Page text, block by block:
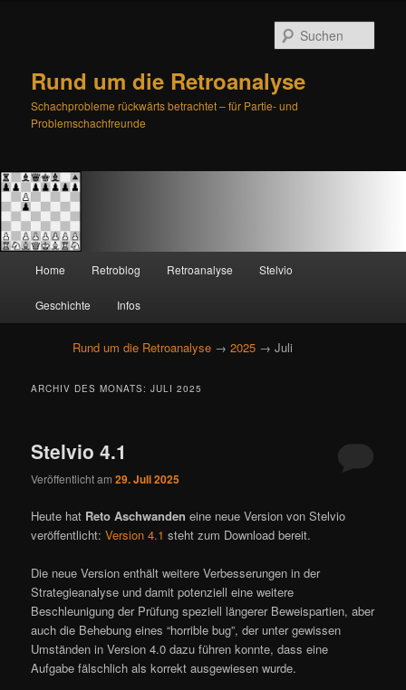
Rund um die Retroanalyse
Schachprobleme rückwärts betrachtet – für Partie- und
Problemschachfreunde
Zum
primären
Inhalt
springen
Zum
sekundären
Inhalt
springen
Home Retroblog Retroanalyse Stelvio
Geschichte Infos
Rund um die Retroanalyse → 2025 → Juli
ARCHIV DES MONATS:JULI 2025
Stelvio 4.1
Veröffentlicht am29. Juli 2025
Heute hat Reto Aschwanden eine neue Version von Stelvio
veröffentlicht:Version 4.1 steht zum Download bereit.
Die neue Version enthält weitere Verbesserungen in der
Strategieanalyse und damit potenziell eine weitere
Beschleunigung der Prüfung speziell längerer Beweispartien, aber
auch die Behebung eines “horrible bug”, der unter gewissen
Umständen in Version 4.0 dazu führen konnte, dass eine
Aufgabe fälschlich als korrekt ausgewiesen wurde.